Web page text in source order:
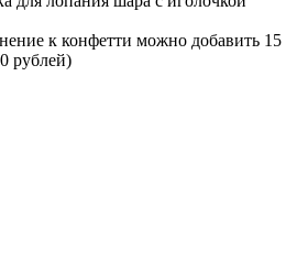
к конфетти можно добавить 15
рублей)